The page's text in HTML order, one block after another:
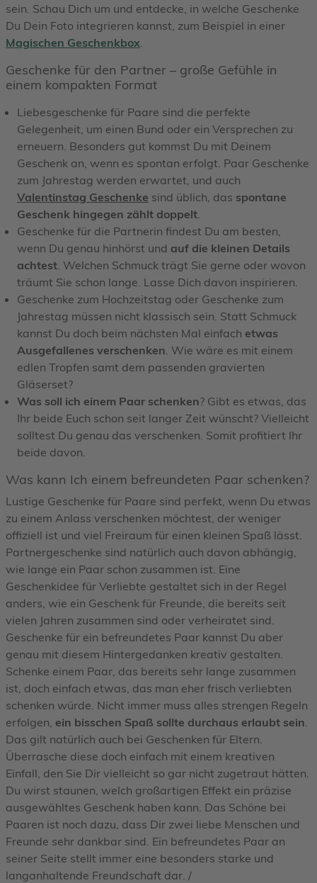
sein. Schau Dich um und entdecke, in welche Geschenke
Du Dein Foto integrieren kannst, zum Beispiel in einer
Magischen Geschenkbox
Geschenke für den Partner – große Gefühle in
einem kompakten Format
Liebesgeschenke für Paare sind die perfekte
Gelegenheit, um einen Bund oder ein Versprechen zu
erneuern. Besonders gut kommst Du mit Deinem
Geschenk an, wenn es spontan erfolgt. Paar Geschenke
zum Jahrestag werden erwartet, und auch
Valentinstag Geschenke sind üblich, das spontane
Geschenk hingegen zählt doppelt
Geschenke für die Partnerin findest Du am besten,
wenn Du genau hinhörst und auf die kleinen Details
achtest . Welchen Schmuck trägt Sie gerne oder wovon
träumt Sie schon lange. Lasse Dich davon inspirieren.
Geschenke zum Hochzeitstag oder Geschenke zum
Jahrestag müssen nicht klassisch sein. Statt Schmuck
kannst Du doch beim nächsten Mal einfach etwas
Ausgefallenes verschenken . Wie wäre es mit einem
edlen Tropfen samt dem passenden gravierten
Gläserset?
Was soll ich einem Paar schenken? Gibt es etwas, das
Ihr beide Euch schon seit langer Zeit wünscht? Vielleicht
solltest Du genau das verschenken. Somit profitiert Ihr
beide davon.
Was kann Ich einem befreundeten Paar schenken?
Lustige Geschenke für Paare sind perfekt, wenn Du etwas
zu einem Anlass verschenken möchtest, der weniger
offiziell ist und viel Freiraum für einen kleinen Spaß lässt.
Partnergeschenke sind natürlich auch davon abhängig,
wie lange ein Paar schon zusammen ist. Eine
Geschenkidee für Verliebte gestaltet sich in der Regel
anders, wie ein Geschenk für Freunde, die bereits seit
vielen Jahren zusammen sind oder verheiratet sind.
Geschenke für ein befreundetes Paar kannst Du aber
genau mit diesem Hintergedanken kreativ gestalten.
Schenke einem Paar, das bereits sehr lange zusammen
ist, doch einfach etwas, das man eher frisch verliebten
schenken würde. Nicht immer muss alles strengen Regeln
erfolgen, ein bisschen Spaß sollte durchaus erlaubt sein
Das gilt natürlich auch bei Geschenken für Eltern.
Überrasche diese doch einfach mit einem kreativen
Einfall, den Sie Dir vielleicht so gar nicht zugetraut hätten.
Du wirst staunen, welch großartigen Effekt ein präzise
ausgewähltes Geschenk haben kann. Das Schöne bei
Paaren ist noch dazu, dass Dir zwei liebe Menschen und
Freunde sehr dankbar sind. Ein befreundetes Paar an
seiner Seite stellt immer eine besonders starke und
langanhaltende Freundschaft dar. /